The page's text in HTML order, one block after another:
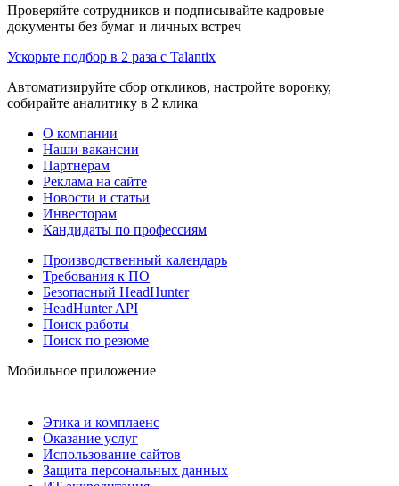
Проверяйте сотрудников и подписывайте кадровые
документы без бумаг и личных встреч
Ускорьте подбор в 2 раза с Talantix
Автоматизируйте сбор откликов, настройте воронку,
собирайте аналитику в 2 клика
О компании
Наши вакансии
Партнерам
Реклама на сайте
Новости и статьи
Инвесторам
Кандидаты по профессиям
Производственный календарь
Требования к ПО
Безопасный HeadHunter
HeadHunter API
Поиск работы
Поиск по резюме
Мобильное приложение
Этика и комплаенс
Оказание услуг
Использование сайтов
Защита персональных данных